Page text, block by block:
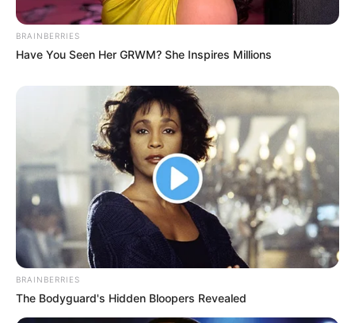
BRAINBERRIES
Have You Seen Her GRWM? She Inspires Millions
BRAINBERRIES
The Bodyguard's Hidden Bloopers Revealed